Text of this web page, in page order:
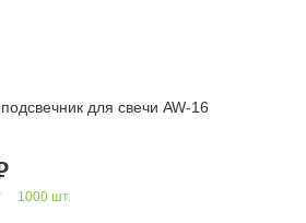
для свечи AW-16
1000 шт.